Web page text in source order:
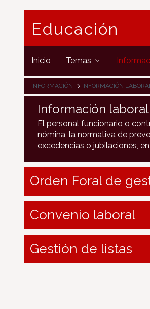
Educación
Inicio Temas
INFORMACIÓN INFORMACIÓN
Información laboral
El personal funcionario o
nómina, la normativa de
excedencias o jubilaciones,
Orden Foral de
Convenio laboral
Gestión de listas